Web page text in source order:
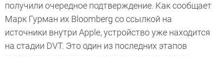
получили очередное подтверждение. Как сообщает
Марк Гурман их Bloomberg со ссылкой на
источники внутри Apple, устройство уже находится
на стадии DVT. Это один из последних этапов